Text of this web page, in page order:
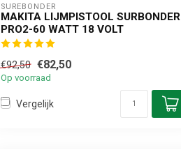
SUREBONDER
MAKITA LIJMPISTOOL SURBONDER
PRO2-60 WATT 18 VOLT
€92,50 €82,50
Op voorraad
Vergelijk